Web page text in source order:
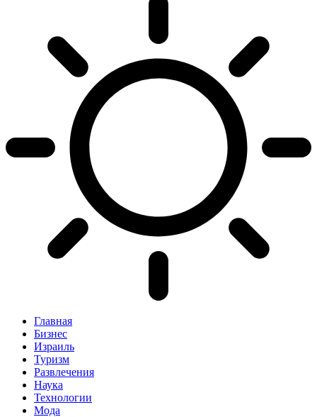
Главная
Бизнес
Израиль
Туризм
Развлечения
Наука
Технологии
Мода